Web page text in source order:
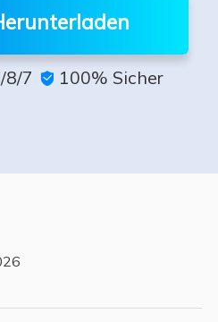
8/7  100% Sicher